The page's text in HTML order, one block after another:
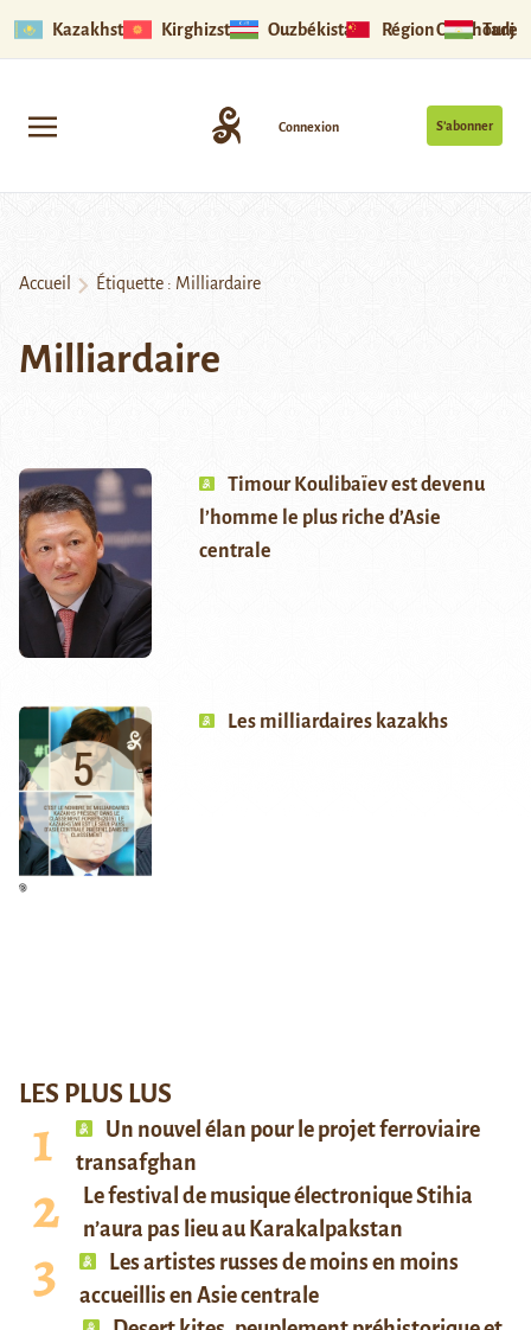
Kazakhstan Kirghizstan Ouzbékistan Région Ouïghoure
S’abonner
Connexion
Accueil Étiquette : Milliardaire
Milliardaire
Timour Koulibaïev est devenu
l’homme le plus riche d’Asie
centrale
Les milliardaires kazakhs
LES PLUS LUS
Un nouvel élan pour le projet ferroviaire
transafghan
Le festival de musique électronique Stihia
n’aura pas lieu au Karakalpakstan
Les artistes russes de moins en moins
accueillis en Asie centrale